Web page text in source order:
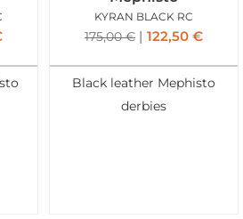
KYRAN BLACK RC
175,00€ 122,50 €
Black leather Mephisto
derbies